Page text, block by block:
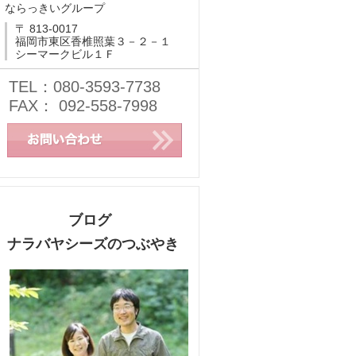
ならっきいグループ
〒 813-0017
福岡市東区香椎照葉３－２－１
シーマークビル１Ｆ
TEL：080-3593-7738
FAX： 092-558-7998
ブログ
ナラバヤシーズのつぶやき